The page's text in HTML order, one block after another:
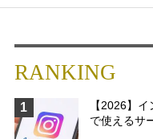
RANKING
1
【2026】
で使えるサ